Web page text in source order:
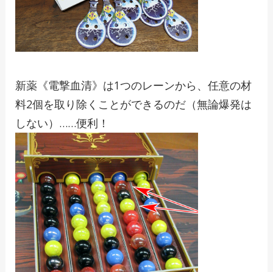
新薬《電撃血清》は1つのレーンから、任意の材
料2個を取り除くことができるのだ（無論爆発は
しない）……便利！